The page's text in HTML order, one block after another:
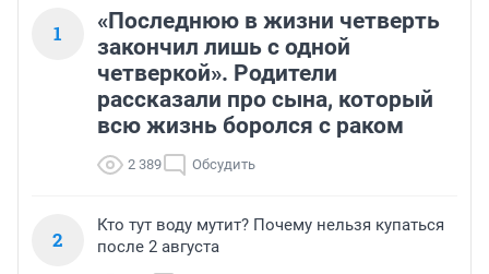
1
«Последнюю в жизни четверть
закончил лишь с одной
четверкой». Родители
рассказали про сына, который
всю жизнь боролся с раком
2 389 Обсудить
2
Кто тут воду мутит? Почему нельзя купаться
после 2 августа